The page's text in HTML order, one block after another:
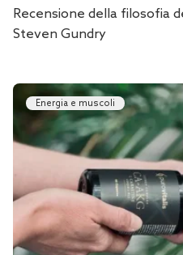
Recensione della filosofia
Steven Gundry
Energia e muscoli